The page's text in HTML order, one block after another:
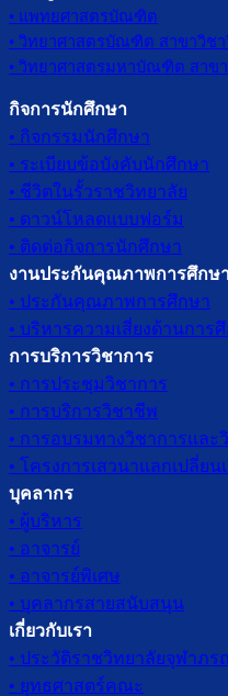
• แพทยศาสตรบัณฑิต
• วิทยาศาสตรบัณฑิต สาขาวิช
• วิทยาศาสตรมหาบัณฑิต สาข
กิจการนักศึกษา
• กิจกรรมนักศึกษา
• ระเบียบข้อบังคับนักศึกษา
• ชีวิตในรั้วราชวิทยาลัย
• ดาวน์โหลดแบบฟอร์ม
• ติดต่อกิจการนักศึกษา
งานประกันคุณภาพการศึกษ
• ประกันคุณภาพการศึกษา
• บริหารความเสี่ยงด้านการ
การบริการวิชาการ
• การประชุมวิชาการ
• การบริการวิชาชีพ
• การอบรมทางวิชาการแล
• โครงการเสวนาแลกเปลี่ยน
บุคลากร
• ผู้บริหาร
• อาจารย์
• อาจารย์พิเศษ
• บุคลากรสายสนับสนุน
เกี่ยวกับเรา
• ประวัติราชวิทยาลัยจุฬาภร
• ยุทธศาสตร์คณะ